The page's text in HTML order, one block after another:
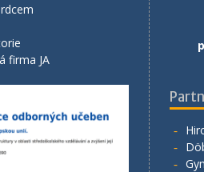
firma JA